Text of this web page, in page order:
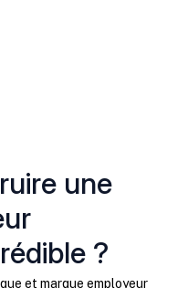
une
?
et marque employeur